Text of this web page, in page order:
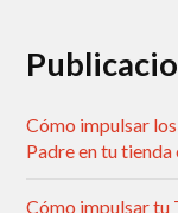
Cómo impulsar
Padre en tu tienda
Cómo impulsar tu